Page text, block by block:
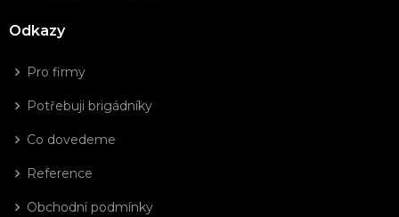
Odkazy
Pro firmy
Potřebuji brigádníky
Co dovedeme
Reference
Obchodní podmínky